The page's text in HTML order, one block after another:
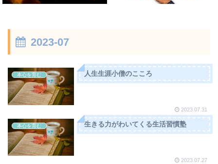
2023-07
本心を育む 人生生涯小僧のこころ
2023.07.31
本心を育む 生きる力がわいてくる生活習慣塾
2023.07.27